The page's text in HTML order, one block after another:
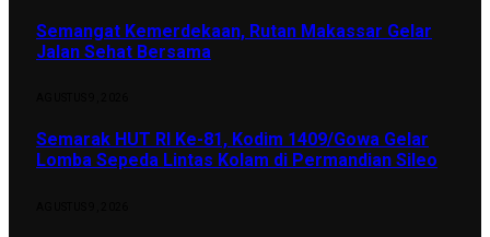
Semangat Kemerdekaan, Rutan Makassar Gelar
Jalan Sehat Bersama
Semarak HUT RI Ke-81, Kodim 1409/Gowa Gelar
Lomba Sepeda Lintas Kolam di Permandian Sileo